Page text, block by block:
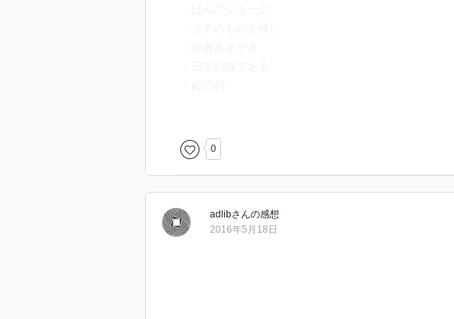
小説あり、エッセイあり、旅行記ありの一冊。
にサラダ記念日と縦横無尽に繰り広げられるパロディ
有名な文章を、なんとも奇天烈なところに着地させる
0
adlibさんの感想
2016年5月18日